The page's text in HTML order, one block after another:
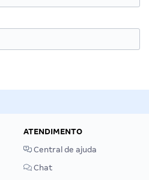
ATENDIMENTO
Central de ajuda
Chat